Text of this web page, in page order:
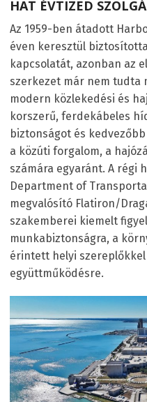
HAT ÉVTIZED
Az 1959-ben átadott
éven keresztül
kapcsolatát, azonban az
szerkezet már nem tudta
modern közlekedési és
korszerű, ferdekábeles
biztonságot és
a közúti forgalom, a
számára egyaránt. A régi
Department of
megvalósító Flatiron/
szakemberei kiemelt
munkabiztonságra, a
érintett helyi
együttműködésre.